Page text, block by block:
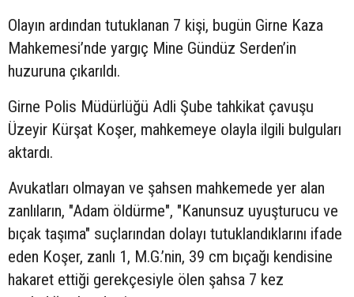
Olayın ardından tutuklanan 7 kişi, bugün Girne Kaza
Mahkemesi’nde yargıç Mine Gündüz Serden’in
huzuruna çıkarıldı.
Girne Polis Müdürlüğü Adli Şube tahkikat çavuşu
Üzeyir Kürşat Koşer, mahkemeye olayla ilgili bulguları
aktardı.
Avukatları olmayan ve şahsen mahkemede yer alan
zanlıların, "Adam öldürme", "Kanunsuz uyuşturucu ve
bıçak taşıma" suçlarından dolayı tutuklandıklarını ifade
eden Koşer, zanlı 1, M.G.’nin, 39 cm bıçağı kendisine
hakaret ettiği gerekçesiyle ölen şahsa 7 kez